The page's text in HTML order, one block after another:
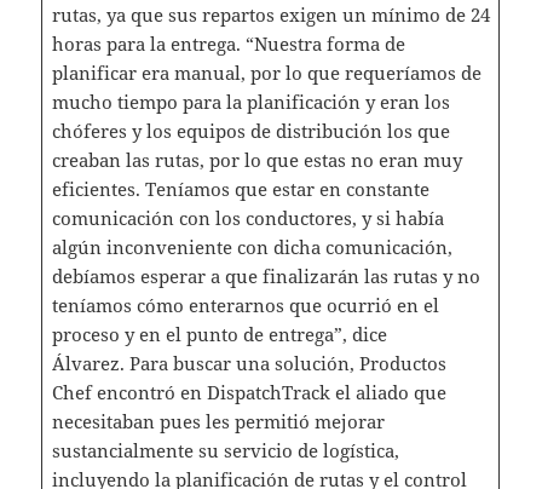
rutas, ya que sus repartos exigen un mínimo de 24
horas para la entrega. “Nuestra forma de
planificar era manual, por lo que requeríamos de
mucho tiempo para la planificación y eran los
chóferes y los equipos de distribución los que
creaban las rutas, por lo que estas no eran muy
eficientes. Teníamos que estar en constante
comunicación con los conductores, y si había
algún inconveniente con dicha comunicación,
debíamos esperar a que finalizarán las rutas y no
teníamos cómo enterarnos que ocurrió en el
proceso y en el punto de entrega”, dice
Álvarez. Para buscar una solución, Productos
Chef encontró en DispatchTrack el aliado que
necesitaban pues les permitió mejorar
sustancialmente su servicio de logística,
incluyendo la planificación de rutas y el control